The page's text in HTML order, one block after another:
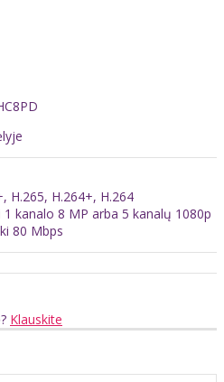
H.265, H.264+, H.264
kanalo 8 MP arba 5 kanalų 1080p
80 Mbps
Klauskite